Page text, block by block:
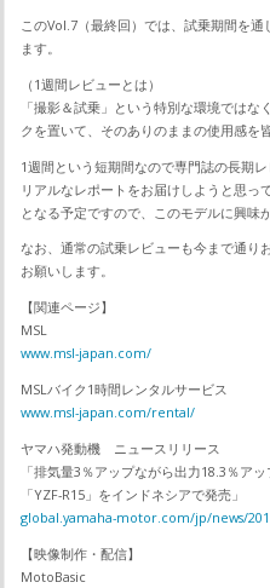
このVol.7（最終回）では、試乗期間を
ます。
（1週間レビューとは）
「撮影＆試乗」という特別な環境では
クを置いて、そのありのままの使用感を
1週間という短期間なので専門誌の長期
リアルなレポートをお届けしようと思っ
となる予定ですので、このモデルに興味
なお、通常の試乗レビューも今まで通り
お願いします。
【関連ページ】
MSL
www.msl-japan.com/
MSLバイク1時間レンタルサービス
www.msl-japan.com/rental/
ヤマハ発動機 ニュースリリース
「排気量3％アップながら出力18.3％ア
「YZF-R15」をインドネシアで発売」
global.yamaha-motor.com/jp/news/
【映像制作・配信】
MotoBasic